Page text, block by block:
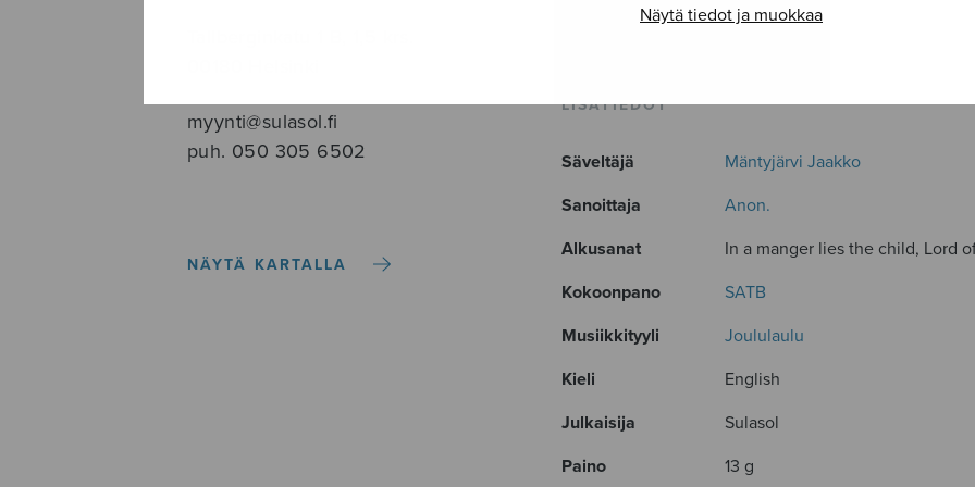
Näytä tiedot ja muokkaa
myynti@sulasol.fi
puh. 050 305 6502
NÄYTÄ KARTALLA
LISÄTIEDOT
Säveltäjä
Mäntyjärvi Jaakko
Sanoittaja
Anon.
Alkusanat
In a manger lies the child, Lord
Kokoonpano
SATB
Musiikkityyli
Joululaulu
Kieli
English
Julkaisija
Sulasol
Paino
13 g